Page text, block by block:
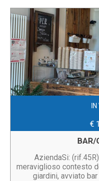
€
BAR/
AziendaSi:
meraviglioso contesto
giardini, avviato